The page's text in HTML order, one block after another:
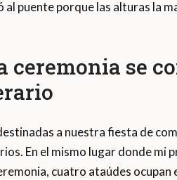
al puente porque las alturas la
ceremonia se
a nuestra fiesta de
En el mismo lugar donde mi
cuatro ataúdes ocupan